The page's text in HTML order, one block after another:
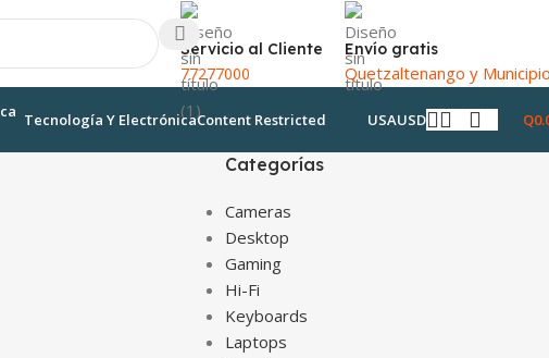
Servicio al Cliente
77277000
Envío gratis
Quetzaltenango y
Tecnología Y ElectrónicaContent Restricted USAUSD Q
Categorías
Cameras
Desktop
Gaming
Hi-Fi
Keyboards
Laptops